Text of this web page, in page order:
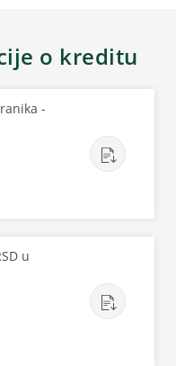
o kreditu
-
u